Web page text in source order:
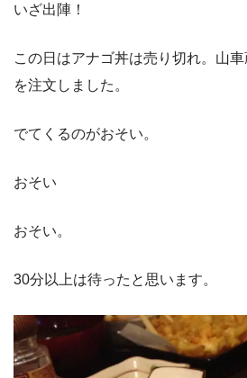
いざ出陣！
この日はアナゴ丼は売り切れ。山
を注文しました。
でてくるのがおそい。
おそい
おそい。
30分以上は待ったと思います。